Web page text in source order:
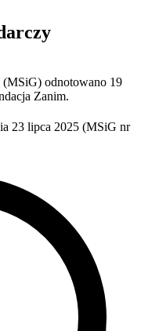
odnotowano 19
Zanim.
23 lipca 2025 (MSiG nr